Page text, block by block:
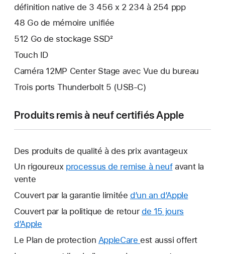
définition native de 3 456 x 2 234 à 254 ppp
48 Go de mémoire unifiée
512 Go de stockage SSD²
Touch ID
Caméra 12MP Center Stage avec Vue du bureau
Trois ports Thunderbolt 5 (USB-C)
Produits remis à neuf certifiés Apple
Des produits de qualité à des prix avantageux
Un rigoureux processus de remise à neufavant la
vente
Couvert par la garantie limitée d’un an d’Apple
une
Couvert par la politique de retour de 15 jours
d’Apple
lien
Le Plan de protection AppleCare Ce
est aussi offert